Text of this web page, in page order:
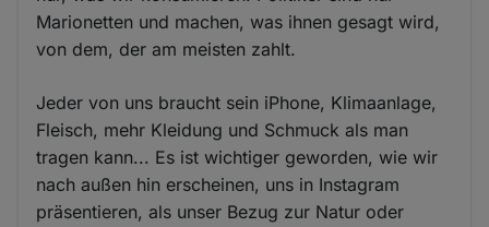
Marionetten und machen, was ihnen gesagt wird,
von dem, der am meisten zahlt.
Jeder von uns braucht sein iPhone, Klimaanlage,
Fleisch, mehr Kleidung und Schmuck als man
tragen kann... Es ist wichtiger geworden, wie wir
nach außen hin erscheinen, uns in Instagram
präsentieren, als unser Bezug zur Natur oder